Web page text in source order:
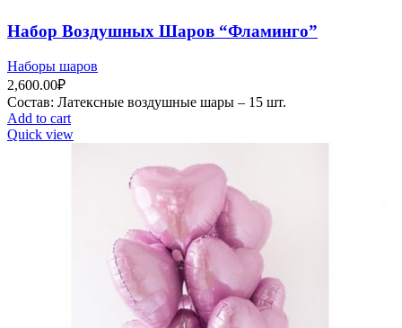
Набор Воздушных Шаров “Фламинго”
Наборы шаров
2,600.00₽
Состав: Латексные воздушные шары – 15 шт.
Add to cart
Quick view